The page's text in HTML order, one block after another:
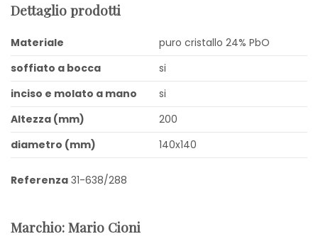
Dettaglio prodotti
Materiale
puro cristallo 24% PbO
soffiato a bocca
si
inciso e molato a mano
si
Altezza (mm)
200
diametro (mm)
140x140
Referenza 31-638/288
Marchio: Mario Cioni